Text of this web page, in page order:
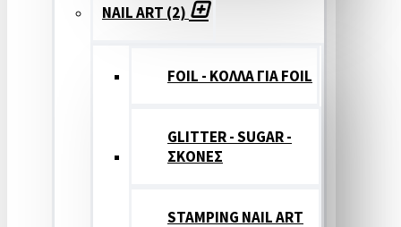
NAIL ART (2)
FOIL - ΚΟΛΛΑ ΓΙΑ FOIL
GLITTER - SUGAR -
ΣΚΟΝΕΣ
STAMPING NAIL ART